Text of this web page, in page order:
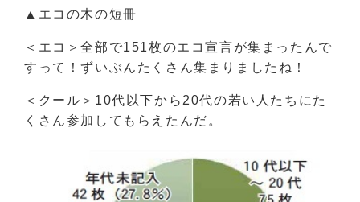
▲エコの木の短冊
＜エコ＞全部で151枚のエコ宣言が集まったんで
すって！ずいぶんたくさん集まりましたね！
＜クール＞10代以下から20代の若い人たちにた
くさん参加してもらえたんだ。